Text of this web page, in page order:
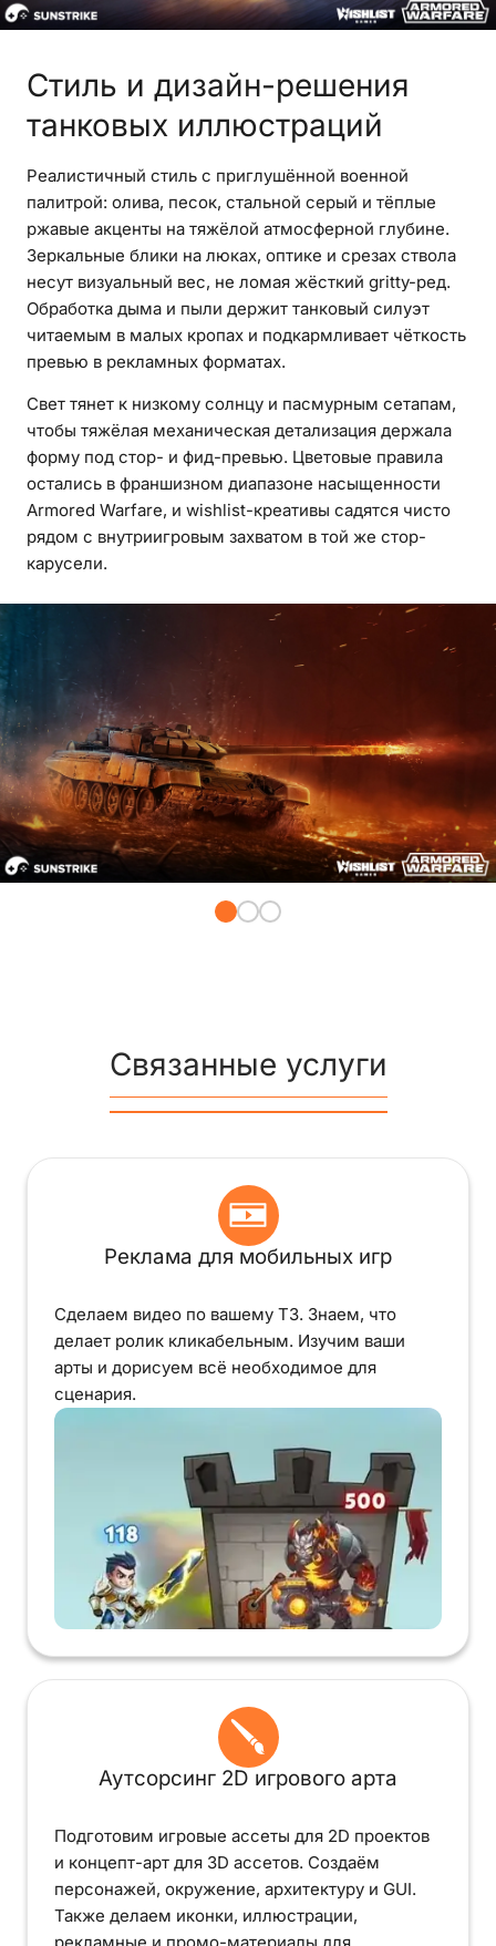
Стиль и дизайн-решения
танковых иллюстраций
Реалистичный стиль с приглушённой военной
палитрой: олива, песок, стальной серый и тёплые
ржавые акценты на тяжёлой атмосферной глубине.
Зеркальные блики на люках, оптике и срезах ствола
несут визуальный вес, не ломая жёсткий gritty-ред.
Обработка дыма и пыли держит танковый силуэт
читаемым в малых кропах и подкармливает чёткость
превью в рекламных форматах.
Свет тянет к низкому солнцу и пасмурным сетапам,
чтобы тяжёлая механическая детализация держала
форму под стор- и фид-превью. Цветовые правила
остались в франшизном диапазоне насыщенности
Armored Warfare, и wishlist-креативы садятся чисто
рядом с внутриигровым захватом в той же стор-
карусели.
Связанные услуги
Реклама для мобильных игр
Сделаем видео по вашему ТЗ. Знаем, что
делает ролик кликабельным. Изучим ваши
арты и дорисуем всё необходимое для
сценария.
Аутсорсинг 2D игрового арта
Подготовим игровые ассеты для 2D проектов
и концепт-арт для 3D ассетов. Создаём
персонажей, окружение, архитектуру и GUI.
Также делаем иконки, иллюстрации,
рекламные и промо-материалы для